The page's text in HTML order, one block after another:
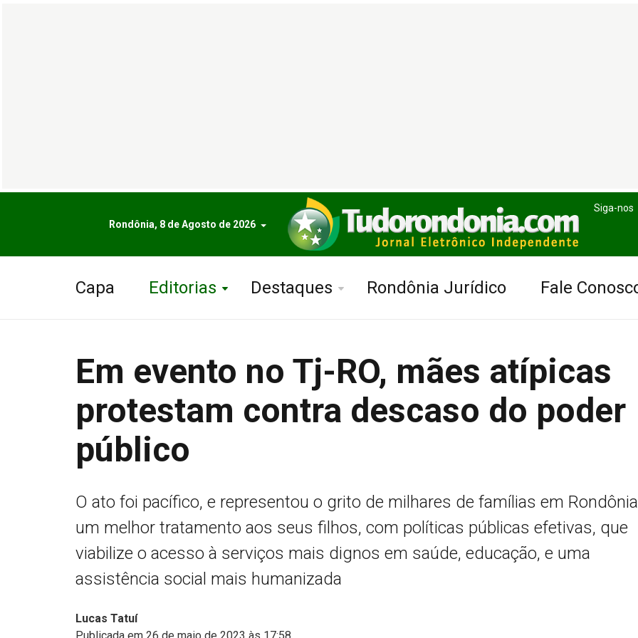
Rondônia, 8 de Agosto de 2026
Siga-nos
Capa Editorias Destaques Rondônia Jurídico Fale
Em evento no Tj-RO, mães atípicas
protestam contra descaso do poder
público
O ato foi pacífico, e representou o grito de milhares de famílias em
um melhor tratamento aos seus filhos, com políticas públicas efetivas, que
viabilize o acesso à serviços mais dignos em saúde, educação, e uma
assistência social mais humanizada
Lucas Tatuí